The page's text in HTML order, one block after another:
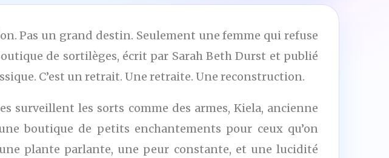
Pas un grand destin. Seulement une femme qui refuse
de sortilèges, écrit par Sarah Beth Durst et publié
C’est un retrait. Une retraite. Une reconstruction.
surveillent les sorts comme des armes, Kiela, ancienne
boutique de petits enchantements pour ceux qu’on
plante parlante, une peur constante, et une lucidité